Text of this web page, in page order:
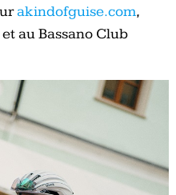
akindofguise.com,
au Bassano Club